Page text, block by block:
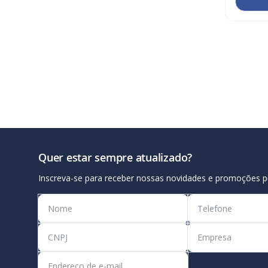
Quer estar sempre atualizado?
Inscreva-se para receber nossas novidades e promoções